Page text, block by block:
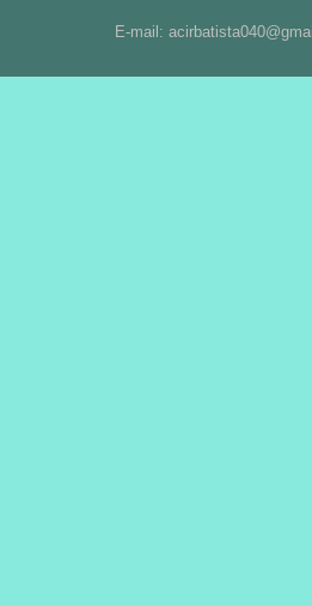
E-mail: